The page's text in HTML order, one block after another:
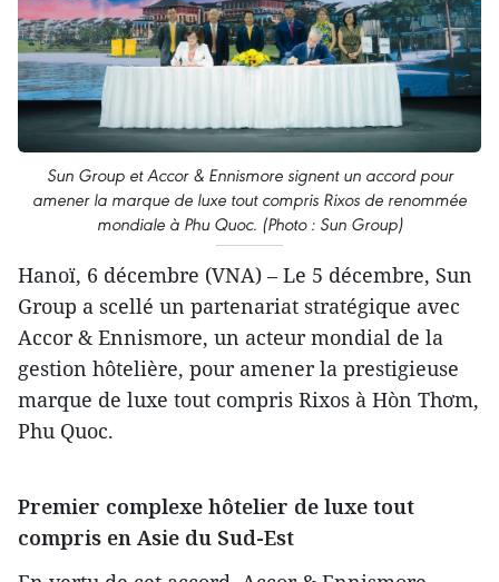
Sun Group et Accor & Ennismore signent un accord pour
amener la marque de luxe tout compris Rixos de renommée
mondiale à Phu Quoc. (Photo : Sun Group)
Hanoï, 6 décembre (VNA) – Le 5 décembre, Sun
Group a scellé un partenariat stratégique avec
Accor & Ennismore, un acteur mondial de la
gestion hôtelière, pour amener la prestigieuse
marque de luxe tout compris Rixos à Hòn Thơm,
Phu Quoc.
Premier complexe hôtelier de luxe tout
compris en Asie du Sud-Est